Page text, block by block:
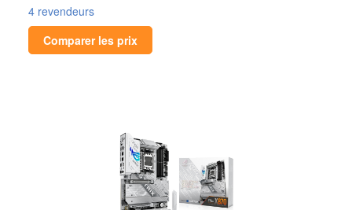
4 revendeurs
Comparer les prix